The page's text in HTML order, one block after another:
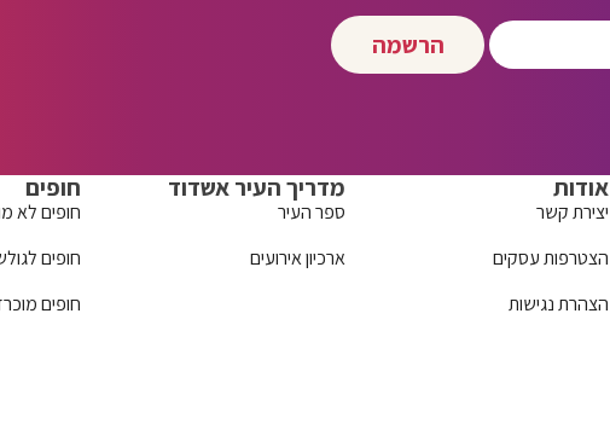
הרשמה
אודות
יצירת קשר
הצטרפות עסקים
הצהרת נגישות
מדריך העיר אשדוד
ספר העיר
ארכיון אירועים
חופים
חופים לא
חופים
חופים